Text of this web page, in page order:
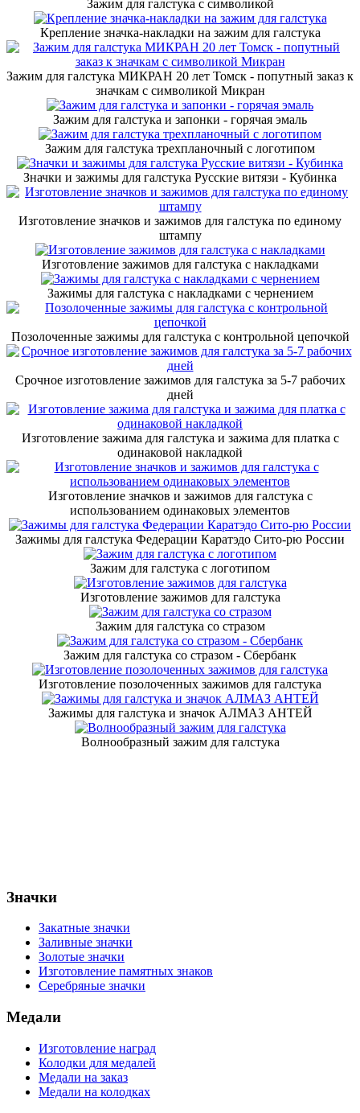
Зажим для галстука с символикой
Крепление значка-накладки на зажим для галстука
Зажим для галстука МИКРАН 20 лет Томск - попутный заказ к
значкам с символикой Микран
Зажим для галстука и запонки - горячая эмаль
Зажим для галстука трехпланочный с логотипом
Значки и зажимы для галстука Русские витязи - Кубинка
Изготовление значков и зажимов для галстука по единому
штампу
Изготовление зажимов для галстука с накладками
Зажимы для галстука с накладками с чернением
Позолоченные зажимы для галстука с контрольной цепочкой
Срочное изготовление зажимов для галстука за 5-7 рабочих
дней
Изготовление зажима для галстука и зажима для платка с
одинаковой накладкой
Изготовление значков и зажимов для галстука с
использованием одинаковых элементов
Зажимы для галстука Федерации Каратэдо Сито-рю России
Зажим для галстука с логотипом
Изготовление зажимов для галстука
Зажим для галстука со стразом
Зажим для галстука со стразом - Сбербанк
Изготовление позолоченных зажимов для галстука
Зажимы для галстука и значок АЛМАЗ АНТЕЙ
Волнообразный зажим для галстука
Значки
Закатные значки
Заливные значки
Золотые значки
Изготовление памятных знаков
Серебряные значки
Медали
Изготовление наград
Колодки для медалей
Медали на заказ
Медали на колодках